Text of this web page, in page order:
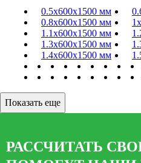
0.5х600х1500 мм
0.8х600х1500 мм
1.1х600х1500 мм
1.3х600х1500 мм
1.4х600х1500 мм
Показать еще
РАССЧИТАТЬ